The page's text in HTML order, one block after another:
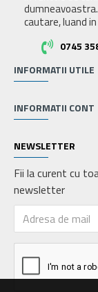
cautare, luand
0745
INFORMATII UTILE
INFORMATII CONT
NEWSLETTER
Fii la curent cu
newsletter